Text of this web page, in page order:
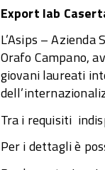
Export lab
L’Asips –
Orafo Campano,
giovani laureati
Tra i requisiti
Per i dettagli è